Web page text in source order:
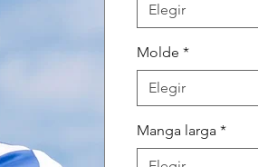
Elegir
Molde *
Elegir
Manga larga *